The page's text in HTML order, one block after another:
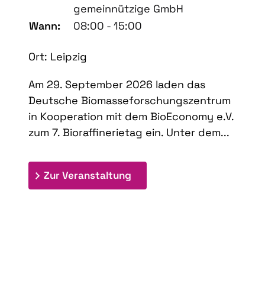
gemeinnützige GmbH
Wann:
08:00 - 15:00
Ort: Leipzig
Am 29. September 2026 laden das
Deutsche Biomasseforschungszentrum
in Kooperation mit dem BioEconomy e.V.
zum 7. Bioraffinerietag ein. Unter dem...
Zur Veranstaltung